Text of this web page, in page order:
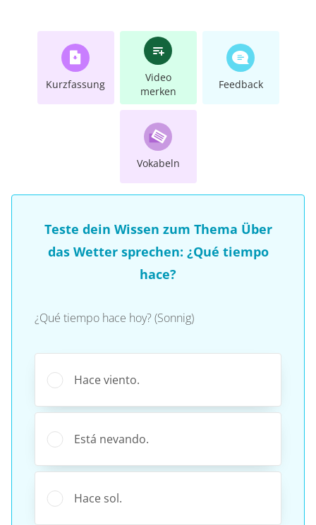
Kurzfassung
Video
merken
Feedback
Vokabeln
Teste dein Wissen zum Thema Über
das Wetter sprechen: ¿Qué tiempo
hace?
¿Qué tiempo hace hoy? (Sonnig)
Hace viento.
Está nevando.
Hace sol.